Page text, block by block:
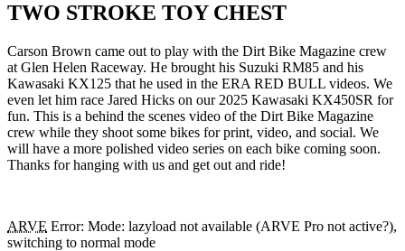
TWO STROKE TOY CHEST
Carson Brown came out to play with the Dirt Bike Magazine crew
at Glen Helen Raceway. He brought his Suzuki RM85 and his
Kawasaki KX125 that he used in the ERA RED BULL videos. We
even let him race Jared Hicks on our 2025 Kawasaki KX450SR for
fun. This is a behind the scenes video of the Dirt Bike Magazine
crew while they shoot some bikes for print, video, and social. We
will have a more polished video series on each bike coming soon.
Thanks for hanging with us and get out and ride!
ARVE Error: Mode: lazyload not available (ARVE Pro not active?),
switching to normal mode